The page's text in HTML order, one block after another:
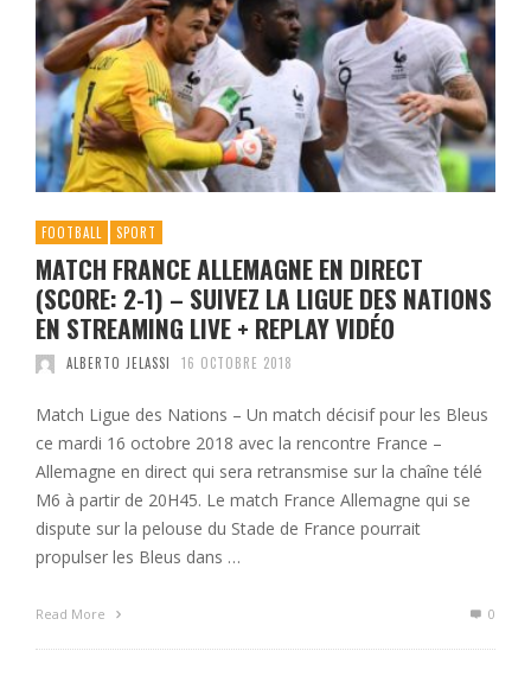
FOOTBALL SPORT
MATCH FRANCE ALLEMAGNE EN DIRECT
(SCORE: 2-1) – SUIVEZ LA LIGUE DES NATIONS
EN STREAMING LIVE + REPLAY VIDÉO
ALBERTO JELASSI 16 OCTOBRE 2018
Match Ligue des Nations – Un match décisif pour les Bleus
ce mardi 16 octobre 2018 avec la rencontre France –
Allemagne en direct qui sera retransmise sur la chaîne télé
M6 à partir de 20H45. Le match France Allemagne qui se
dispute sur la pelouse du Stade de France pourrait
propulser les Bleus dans …
Read More 0